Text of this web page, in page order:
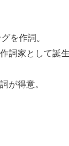
を作詞。
詞家として誕生
が得意。